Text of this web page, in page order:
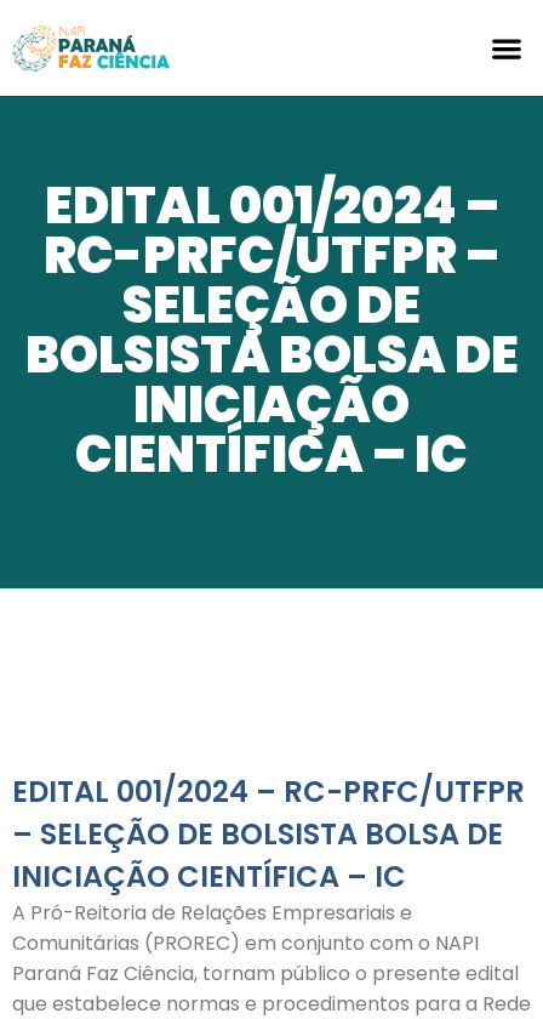
EDITAL 001/2024 –
RC-PRFC/UTFPR –
SELEÇÃO DE
BOLSISTA BOLSA DE
INICIAÇÃO
CIENTÍFICA – IC
EDITAL 001/2024 – RC-PRFC/UTFPR
– SELEÇÃO DE BOLSISTA BOLSA DE
INICIAÇÃO CIENTÍFICA – IC
A Pró-Reitoria de Relações Empresariais e
Comunitárias (PROREC) em conjunto com o NAPI
Paraná Faz Ciência, tornam público o presente edital
que estabelece normas e procedimentos para a Rede